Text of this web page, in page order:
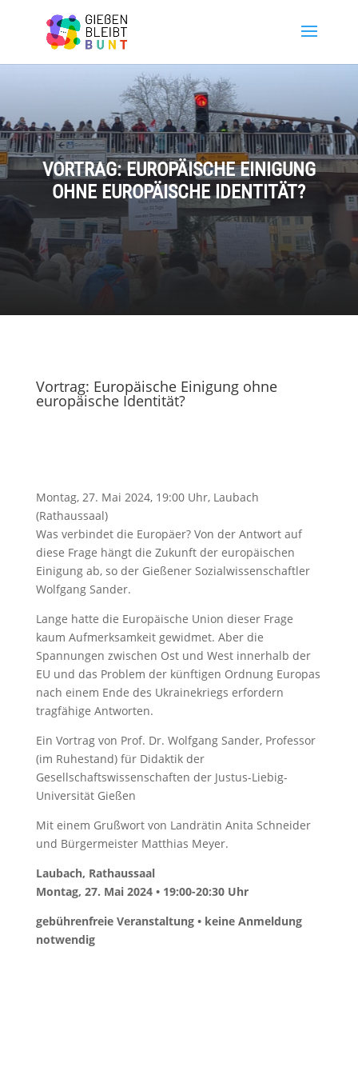
VORTRAG: EUROPÄISCHE EINIGUNG
OHNE EUROPÄISCHE IDENTITÄT?
Vortrag: Europäische Einigung ohne
europäische Identität?
Montag, 27. Mai 2024, 19:00 Uhr, Laubach
(Rathaussaal)
Was verbindet die Europäer? Von der Antwort auf
diese Frage hängt die Zukunft der europäischen
Einigung ab, so der Gießener Sozialwissenschaftler
Wolfgang Sander.
Lange hatte die Europäische Union dieser Frage
kaum Aufmerksamkeit gewidmet. Aber die
Spannungen zwischen Ost und West innerhalb der
EU und das Problem der künftigen Ordnung Europas
nach einem Ende des Ukrainekriegs erfordern
tragfähige Antworten.
Ein Vortrag von Prof. Dr. Wolfgang Sander, Professor
(im Ruhestand) für Didaktik der
Gesellschaftswissenschaften der Justus-Liebig-
Universität Gießen
Mit einem Grußwort von Landrätin Anita Schneider
und Bürgermeister Matthias Meyer.
Laubach, Rathaussaal
Montag, 27. Mai 2024 • 19:00-20:30 Uhr
gebührenfreie Veranstaltung • keine Anmeldung
notwendig